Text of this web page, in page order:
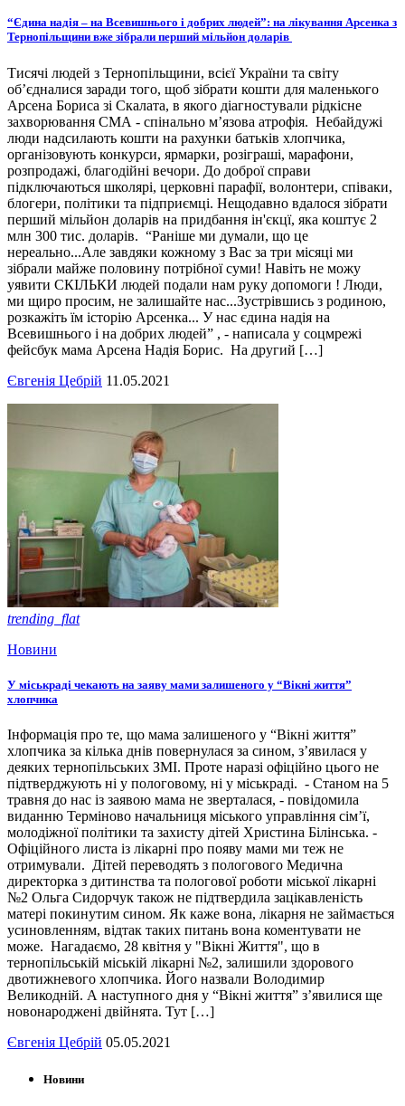
“Єдина надія – на Всевишнього і добрих людей”: на лікування Арсенка з
Тернопільщини вже зібрали перший мільйон доларів
Тисячі людей з Тернопільщини, всієї України та світу
об’єдналися заради того, щоб зібрати кошти для маленького
Арсена Бориса зі Скалата, в якого діагностували рідкісне
захворювання СМА - спінально м’язова атрофія. Небайдужі
люди надсилають кошти на рахунки батьків хлопчика,
організовують конкурси, ярмарки, розіграші, марафони,
розпродажі, благодійні вечори. До доброї справи
підключаються школярі, церковні парафії, волонтери, співаки,
блогери, політики та підприємці. Нещодавно вдалося зібрати
перший мільйон доларів на придбання ін'єкцї, яка коштує 2
млн 300 тис. доларів. “Раніше ми думали, що це
нереально...Але завдяки кожному з Вас за три місяці ми
зібрали майже половину потрібної суми! Навіть не можу
уявити СКІЛЬКИ людей подали нам руку допомоги ! Люди,
ми щиро просим, не залишайте нас...Зустрівшись з родиною,
розкажіть їм історію Арсенка... У нас єдина надія на
Всевишнього і на добрих людей” , - написала у соцмрежі
фейсбук мама Арсена Надія Борис. На другий […]
Євгенія Цебрій 11.05.2021
trending_flat
Новини
У міськраді чекають на заяву мами залишеного у “Вікні життя”
хлопчика
Інформація про те, що мама залишеного у “Вікні життя”
хлопчика за кілька днів повернулася за сином, з’явилася у
деяких тернопільських ЗМІ. Проте наразі офіційно цього не
підтверджують ні у пологовому, ні у міськраді. - Станом на 5
травня до нас із заявою мама не зверталася, - повідомила
виданню Терміново начальниця міського управління сім’ї,
молодіжної політики та захисту дітей Христина Білінська. -
Офіційного листа із лікарні про появу мами ми теж не
отримували. Дітей переводять з пологового Медична
директорка з дитинства та пологової роботи міської лікарні
№2 Ольга Сидорчук також не підтвердила зацікавленість
матері покинутим сином. Як каже вона, лікарня не займається
усиновленням, відтак таких питань вона коментувати не
може. Нагадаємо, 28 квітня у "Вікні Життя", що в
тернопільській міській лікарні №2, залишили здорового
двотижневого хлопчика. Його назвали Володимир
Великодній. А наступного дня у “Вікні життя” з’явилися ще
новонароджені двійнята. Тут […]
Євгенія Цебрій 05.05.2021
Новини